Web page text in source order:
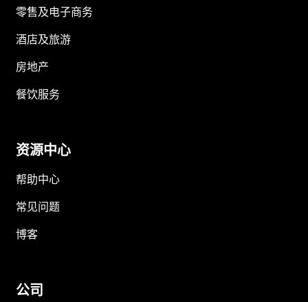
零售及电子商务
酒店及旅游
房地产
餐饮服务
资源中心
帮助中心
常见问题
博客
公司